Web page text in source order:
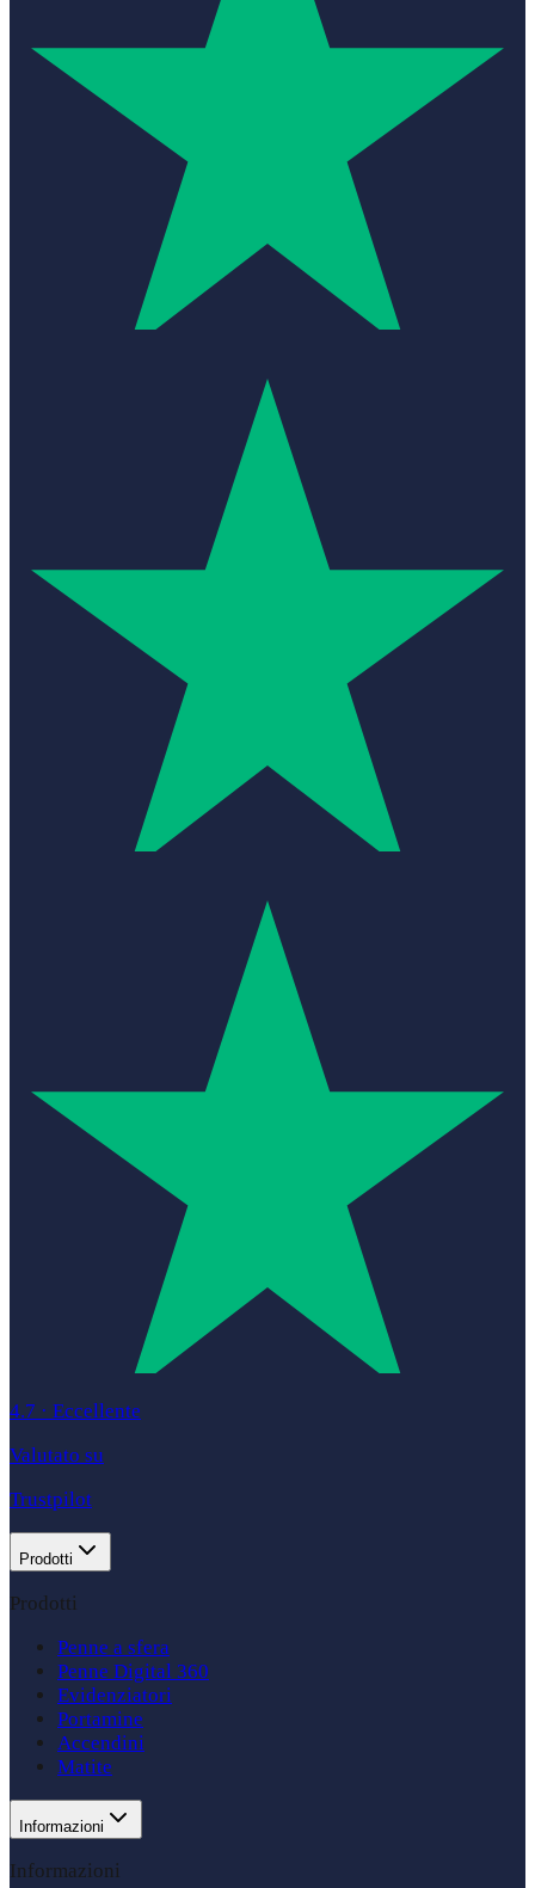
4.7 · Eccellente
Valutato su
Trustpilot
Prodotti
Prodotti
Penne a sfera
Penne Digital 360
Evidenziatori
Portamine
Accendini
Matite
Informazioni
Informazioni